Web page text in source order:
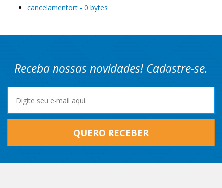
cancelamentort - 0 bytes
Receba nossas novidades! Cadastre-se.
QUERO RECEBER